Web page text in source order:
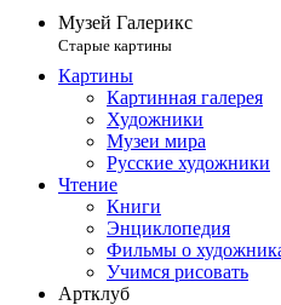
Музей Галерикс
Старые картины
Картины
Картинная галерея
Художники
Музеи мира
Русские художники
Чтение
Книги
Энциклопедия
Фильмы о
Учимся рисовать
Артклуб